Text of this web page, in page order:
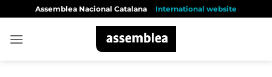
content
Assemblea Nacional Catalana International website